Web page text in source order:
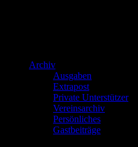
Archiv
Ausgaben
Extrapost
Private Unterstützer
Vereinsarchiv
Persönliches
Gastbeiträge